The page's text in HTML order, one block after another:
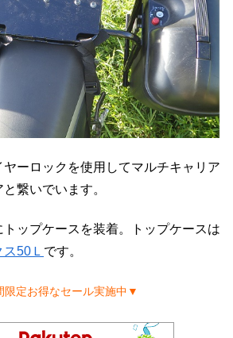
ーロックを使用してマルチキャリア
繋いでいます。
ップケースを装着。トップケースは
50Ｌ です。
限定お得なセール実施中▼